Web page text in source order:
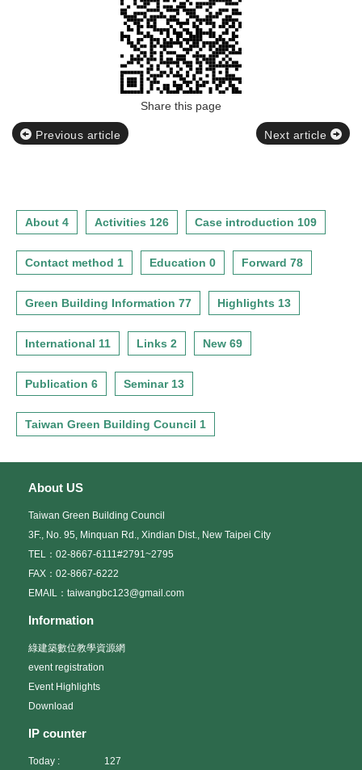
Share this page
Previous article Next article
About 4 Activities 126 Case introduction 109
Contact method 1 Education 0 Forward 78
Green Building Information 77 Highlights 13
International 11 Links 2 New 69
Publication 6 Seminar 13
Taiwan Green Building Council 1
About US
Taiwan Green Building Council
3F., No. 95, Minquan Rd., Xindian Dist., New Taipei City
TEL：02-8667-6111#2791~2795
FAX：02-8667-6222
EMAIL：taiwangbc123@gmail.com
Information
綠建築數位教學資源網
event registration
Event Highlights
Download
IP counter
Today : 127